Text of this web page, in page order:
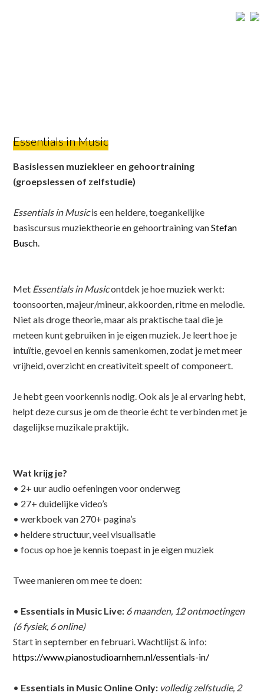
Essentials in Music
Basislessen muziekleer en gehoortraining
(groepslessen of zelfstudie)
Essentials in Musicis een heldere, toegankelijke
basiscursus muziektheorie en gehoortraining vanStefan
Busch
Met Essentials in Musicontdek je hoe muziek werkt:
toonsoorten, majeur/mineur, akkoorden, ritme en melodie.
Niet als droge theorie, maar als praktische taal die je
meteen kunt gebruiken in je eigen muziek. Je leert hoe je
intuïtie, gevoel en kennis samenkomen, zodat je met meer
vrijheid, overzicht en creativiteit speelt of componeert.
Je hebt geen voorkennis nodig. Ook als je al ervaring hebt,
helpt deze cursus je om de theorie écht te verbinden met je
dagelijkse muzikale praktijk.
Wat krijg je?
• 2+ uur audio oefeningen voor onderweg
• 27+ duidelijke video’s
• werkboek van 270+ pagina’s
• heldere structuur, veel visualisatie
• focus op hoe je kennis toepast in je eigen muziek
Twee manieren om mee te doen:
• Essentials in Music Live: 6 maanden, 12 ontmoetingen
(6 fysiek, 6 online)
Start in september en februari. Wachtlijst & info:
https://www.pianostudioarnhem.nl/essentials-in/
• Essentials in Music Online Only: volledig zelfstudie, 2